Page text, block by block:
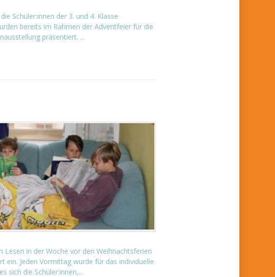
Schüler:innen der 3. und 4. Klasse
bereits im Rahmen der Adventfeier für die
präsentiert. ...
Lesen in der Woche vor den Weihnachtsferien
ein. Jeden Vormittag wurde für das individuelle
sich die Schüler:innen,...